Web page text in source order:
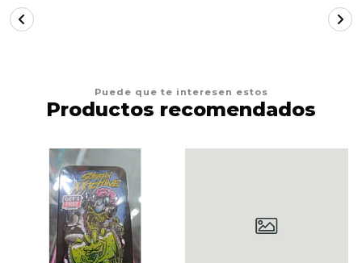
Puede que te interesen estos
Productos recomendados